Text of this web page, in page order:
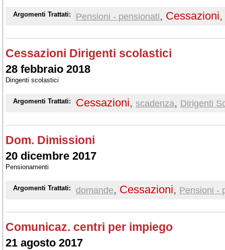
Argomenti Trattati: Pensioni - pensionati, Cessazioni,
Cessazioni Dirigenti scolastici
28 febbraio 2018
Dirigenti scolastici
Argomenti Trattati: Cessazioni, scadenza, Dirigenti
Dom. Dimissioni
20 dicembre 2017
Pensionamenti
Argomenti Trattati: domande, Cessazioni, Pensioni -
Comunicaz. centri per impiego
21 agosto 2017